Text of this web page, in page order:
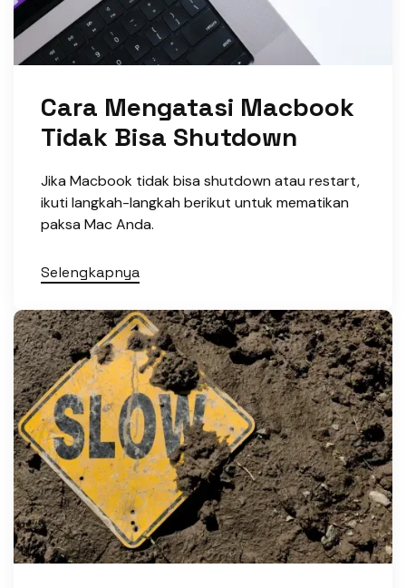
Cara Mengatasi Macbook
Tidak Bisa Shutdown
Jika Macbook tidak bisa shutdown atau restart,
ikuti langkah-langkah berikut untuk mematikan
paksa Mac Anda.
Selengkapnya